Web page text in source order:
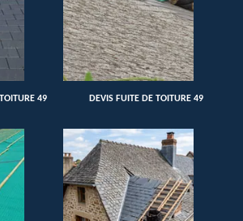
49 DEVIS FUITE DE TOITURE 49